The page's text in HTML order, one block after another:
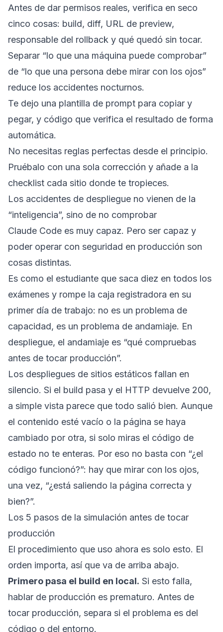
Antes de dar permisos reales, verifica en seco
cinco cosas: build, diff, URL de preview,
responsable del rollback y qué quedó sin tocar.
Separar “lo que una máquina puede comprobar”
de “lo que una persona debe mirar con los ojos”
reduce los accidentes nocturnos.
Te dejo una plantilla de prompt para copiar y
pegar, y código que verifica el resultado de forma
automática.
No necesitas reglas perfectas desde el principio.
Pruébalo con una sola corrección y añade a la
checklist cada sitio donde te tropieces.
Los accidentes de despliegue no vienen de la
“inteligencia”, sino de no comprobar
Claude Code es muy capaz. Pero ser capaz y
poder operar con seguridad en producción son
cosas distintas.
Es como el estudiante que saca diez en todos los
exámenes y rompe la caja registradora en su
primer día de trabajo: no es un problema de
capacidad, es un problema de andamiaje. En
despliegue, el andamiaje es “qué compruebas
antes de tocar producción”.
Los despliegues de sitios estáticos fallan en
silencio. Si el build pasa y el HTTP devuelve 200,
a simple vista parece que todo salió bien. Aunque
el contenido esté vacío o la página se haya
cambiado por otra, si solo miras el código de
estado no te enteras. Por eso no basta con “¿el
código funcionó?”: hay que mirar con los ojos,
una vez, “¿está saliendo la página correcta y
bien?”.
Los 5 pasos de la simulación antes de tocar
producción
El procedimiento que uso ahora es solo esto. El
orden importa, así que va de arriba abajo.
Primero pasa el build en local. Si esto falla,
hablar de producción es prematuro. Antes de
tocar producción, separa si el problema es del
código o del entorno.